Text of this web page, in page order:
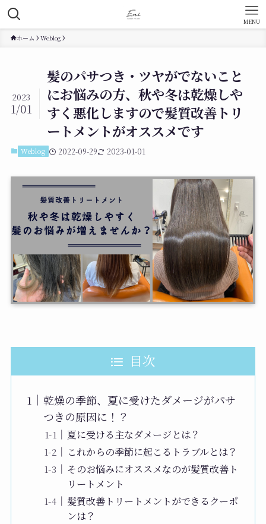
MENU
ホーム Weblog
髪のパサつき・ツヤがでないこと
にお悩みの方、秋や冬は乾燥しや
すく悪化しますので髪質改善トリ
ートメントがオススメです
2023
1/01
Weblog 2022-09-29 2023-01-01
目次
乾燥の季節、夏に受けたダメージがパサ
つきの原因に！？
夏に受ける主なダメージとは？
これからの季節に起こるトラブルとは？
そのお悩みにオススメなのが髪質改善ト
リートメント
髪質改善トリートメントができるクーポ
ンは？